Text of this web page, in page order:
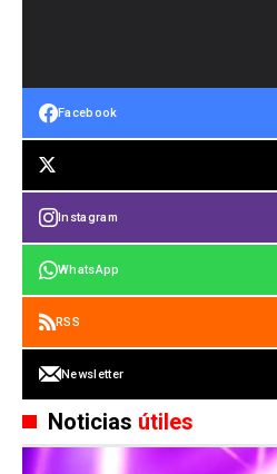
Facebook
Instagram
WhatsApp
RSS
Newsletter
Noticias útiles